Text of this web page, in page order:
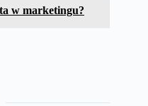
w marketingu?